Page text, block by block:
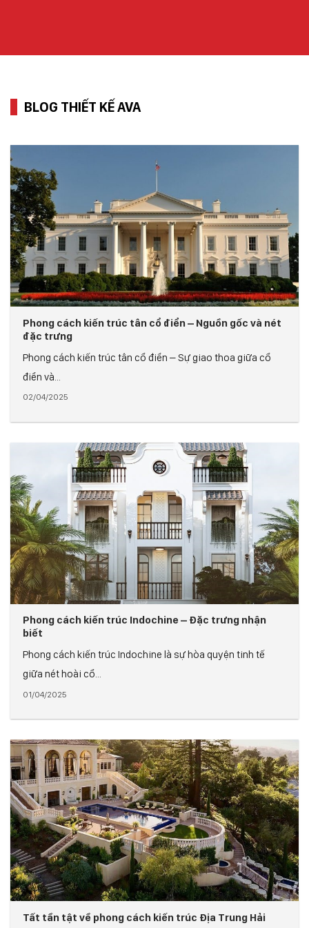
BLOG THIẾT KẾ AVA
Phong cách kiến trúc tân cổ điển – Nguồn gốc và nét
đặc trưng
Phong cách kiến trúc tân cổ điển – Sự giao thoa giữa cổ
điển và...
02/04/2025
Phong cách kiến trúc Indochine – Đặc trưng nhận
biết
Phong cách kiến trúc Indochine là sự hòa quyện tinh tế
giữa nét hoài cổ...
01/04/2025
Tất tần tật về phong cách kiến trúc Địa Trung Hải